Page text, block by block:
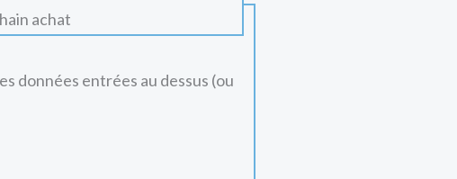
achat
données entrées au dessus (ou